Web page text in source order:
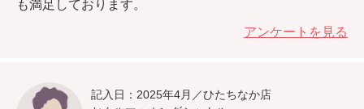
も満足しております。
アンケートを見る
記入日：2025年4月／ひたちなか店